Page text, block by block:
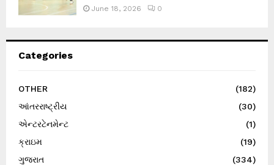
June 18, 2026 0
Categories
OTHER
(182)
આંતરરાષ્ટ્રીય
(30)
એન્ટરટેનમેન્ટ
(1)
ક્રાઇમ
(19)
ગુજરાત
(334)